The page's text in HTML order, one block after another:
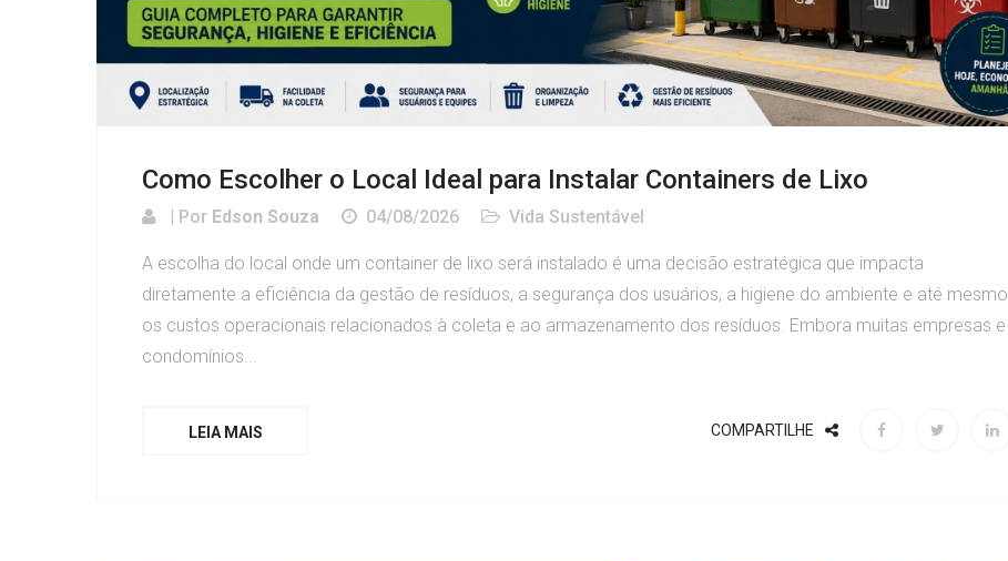
Como Escolher o Local Ideal para Instalar Containers de Lixo
| Por Edson Souza 04/08/2026 Vida Sustentável
A escolha do local onde um container de lixo será instalado é uma decisão estratégica que impacta
diretamente a eficiência da gestão de resíduos, a segurança dos usuários, a higiene do ambiente e até mesmo
os custos operacionais relacionados à coleta e ao armazenamento dos resíduos. Embora muitas empresas e
condomínios...
LEIA MAIS COMPARTILHE